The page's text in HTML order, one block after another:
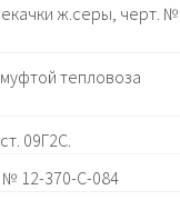
ж.серы, черт. №
тепловоза
09Г2С.
№ 12-370-С-084